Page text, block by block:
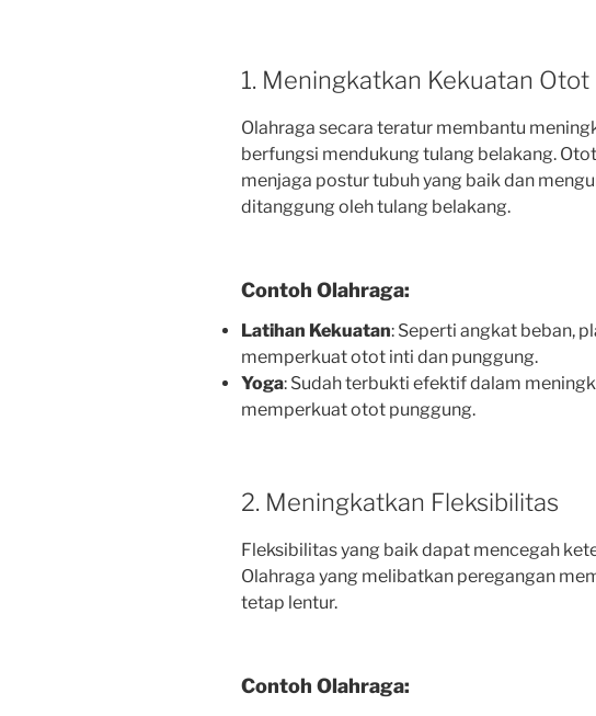
1. Meningkatkan Kekuatan Otot
Olahraga secara teratur membantu
berfungsi mendukung tulang belakang.
menjaga postur tubuh yang baik dan
ditanggung oleh tulang belakang.
Contoh Olahraga:
Latihan Kekuatan: Seperti angkat beban,
memperkuat otot inti dan punggung.
Yoga: Sudah terbukti efektif dalam
memperkuat otot punggung.
2. Meningkatkan Fleksibilitas
Fleksibilitas yang baik dapat mencegah
Olahraga yang melibatkan peregangan
tetap lentur.
Contoh Olahraga: